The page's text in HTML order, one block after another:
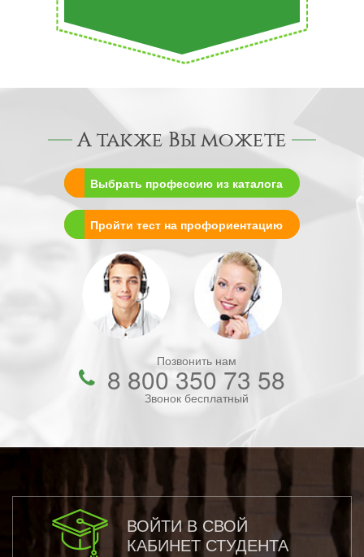
А также Вы можете
Выбрать профессию из каталога
Пройти тест на профориентацию
Позвонить нам
8 800 350 73 58
Звонок бесплатный
ВОЙТИ В СВОЙ
КАБИНЕТ СТУДЕНТА